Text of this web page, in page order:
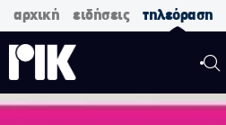
αρχική ειδήσεις τηλεόραση